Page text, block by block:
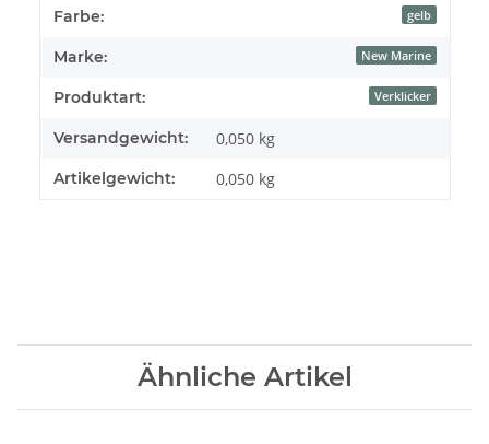
Produkteigenschaft
Wert
Farbe: gelb
Marke: New Marine
Produktart: Verklicker
Versandgewicht: 0,050 kg
Artikelgewicht: 0,050 kg
Ähnliche Artikel